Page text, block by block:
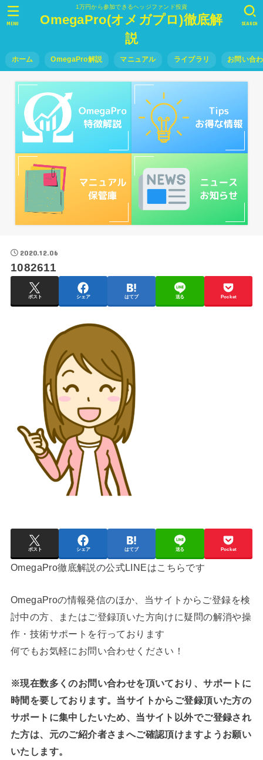
1万円から参加できるヘッジファンド投資
OmegaPro(オメガプロ)徹底解
説
ホーム OmegaPro解説 マニュアル ライブラリ お問い合
SEARCH
MENU
2020.12.06
1082611
ポスト シェア はてブ 送る Pocket
ポスト シェア はてブ 送る Pocket
OmegaPro徹底解説の公式LINEはこちらです
OmegaProの情報発信のほか、当サイトからご登録を検
討中の方、またはご登録頂いた方向けに疑問の解消や操
作・技術サポートを行っております
何でもお気軽にお問い合わせください！
※現在数多くのお問い合わせを頂いており、サポートに
時間を要しております。当サイトからご登録頂いた方の
サポートに集中したいため、当サイト以外でご登録され
た方は、元のご紹介者さまへご確認頂けますようお願い
いたします。